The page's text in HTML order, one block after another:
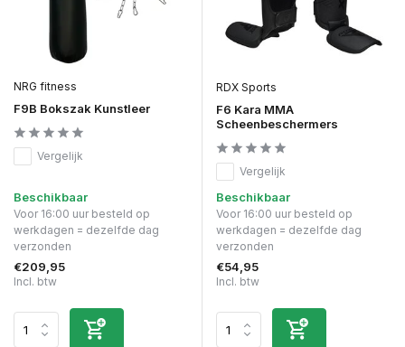
NRG fitness
F9B Bokszak Kunstleer
Vergelijk
Beschikbaar
Voor 16:00 uur besteld op
werkdagen = dezelfde dag
verzonden
€209,95
Incl. btw
RDX Sports
F6 Kara MMA
Scheenbeschermers
Vergelijk
Beschikbaar
Voor 16:00 uur besteld op
werkdagen = dezelfde dag
verzonden
€54,95
Incl. btw